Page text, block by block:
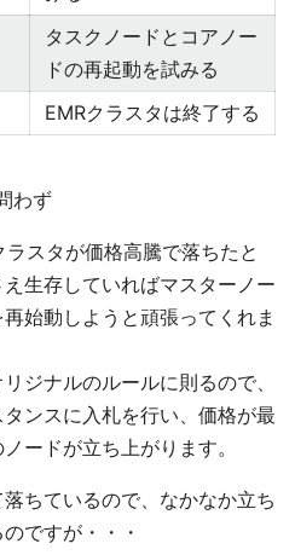
タスクノードとコアノー
ドの再起動を試みる
EMRクラスタは終了する
わず
スタが価格高騰で落ちたと
生存していればマスターノー
始動しようと頑張ってくれま
ジナルのルールに則るので、
ンスに入札を行い、価格が最
ードが立ち上がります。
ちているので、なかなか立ち
ですが・・・